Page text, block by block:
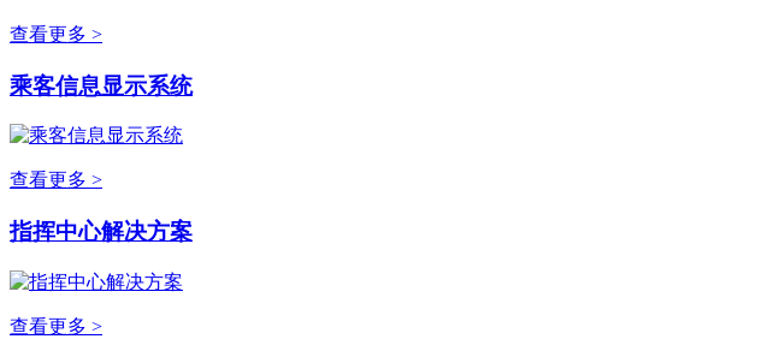
查看更多 >
乘客信息显示系统
查看更多 >
指挥中心解决方案
查看更多 >